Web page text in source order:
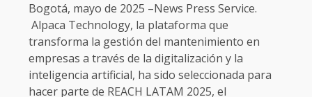
Bogotá, mayo de 2025 –News Press Service.
Alpaca Technology, la plataforma que
transforma la gestión del mantenimiento en
empresas a través de la digitalización y la
inteligencia artificial, ha sido seleccionada para
hacer parte de REACH LATAM 2025, el